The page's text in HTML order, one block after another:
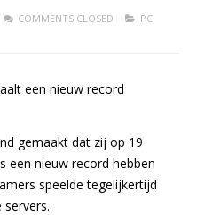
COMMENTS CLOSED PC
gemaakt dat zij op 19
een nieuw record hebben
speelde tegelijkertijd
servers.